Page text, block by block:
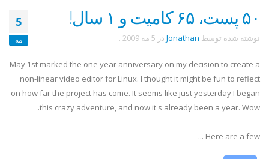
5
مه
۵۰ پست، ۶۵ کامیت و ۱ سال!
نوشته شده توسط Jonathan در 5 مه 2009 .
May 1st marked the one year anniversary on my decision to create a
non-linear video editor for Linux. I thought it might be fun to reflect
on how far the project has come. It seems like just yesterday I began
this crazy adventure, and now it's already been a year. Wow.
Here are a few ...